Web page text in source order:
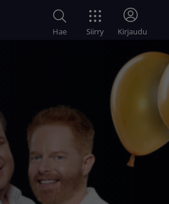
Hae Siirry Kirjaudu